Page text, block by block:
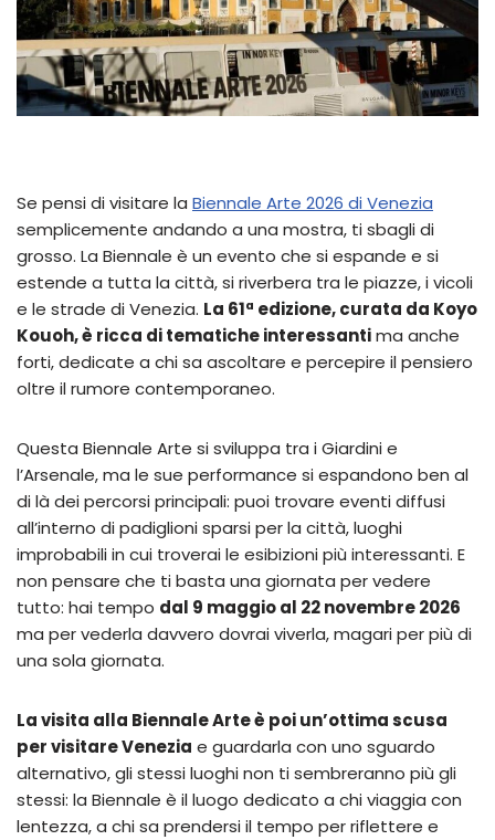
Se pensi di visitare la Biennale Arte 2026 di Venezia
semplicemente andando a una mostra, ti sbagli di
grosso. La Biennale è un evento che si espande e si
estende a tutta la città, si riverbera tra le piazze, i vicoli
e le strade di Venezia. La 61ª edizione, curata da Koyo
Kouoh, è ricca di tematiche interessantima anche
forti, dedicate a chi sa ascoltare e percepire il pensiero
oltre il rumore contemporaneo.
Questa Biennale Arte si sviluppa tra i Giardini e
l’Arsenale, ma le sue performance si espandono ben al
di là dei percorsi principali: puoi trovare eventi diffusi
all’interno di padiglioni sparsi per la città, luoghi
improbabili in cui troverai le esibizioni più interessanti. E
non pensare che ti basta una giornata per vedere
tutto: hai tempo dal 9 maggio al 22 novembre 2026
ma per vederla davvero dovrai viverla, magari per più di
una sola giornata.
La visita alla Biennale Arte è poi un’ottima scusa
per visitare Venezia e guardarla con uno sguardo
alternativo, gli stessi luoghi non ti sembreranno più gli
stessi: la Biennale è il luogo dedicato a chi viaggia con
lentezza, a chi sa prendersi il tempo per riflettere e